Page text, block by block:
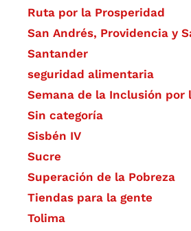
Ruta por la Prosperidad
San Andrés, Providencia y
Santander
seguridad alimentaria
Semana de la Inclusión por
Sin categoría
Sisbén IV
Sucre
Superación de la Pobreza
Tiendas para la gente
Tolima